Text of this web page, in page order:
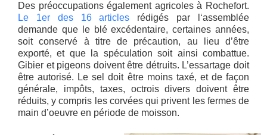
Des préoccupations également agricoles à Rochefort.
Le 1er des 16 articles rédigés par l‘assemblée
demande que le blé excédentaire, certaines années,
soit conservé à titre de précaution, au lieu d’être
exporté, et que la spéculation soit ainsi combattue.
Gibier et pigeons doivent être détruits. L’essartage doit
être autorisé. Le sel doit être moins taxé, et de façon
générale, impôts, taxes, octrois divers doivent être
réduits, y compris les corvées qui privent les fermes de
main d’oeuvre en période de moisson.